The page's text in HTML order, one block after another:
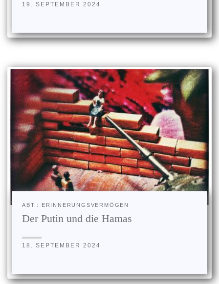
19. SEPTEMBER 2024
ABT.: ERINNERUNGSVERMÖGEN
Der Putin und die Hamas
18. SEPTEMBER 2024